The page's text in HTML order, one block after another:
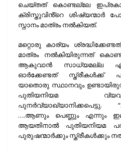
ചെയ്തത് കൊണ്ടല്ലേ
ക്രിസ്തുവിൻ്റെ ശിഷ്യന്മാർ
സ്നാനം മാത്രം നൽകിയത്.
മറ്റൊരു കാര്യം
മാത്രം നൽകിയിരുന്നത്
ആകുവാൻ സാധ്യമല്ല
ഓർക്കേണ്ടത് സ്ത്രീകൾക്ക്
യാതൊരു സ്ഥാനവും
പുതിയനിയമ
….ആണും പെണ്ണും എന്നും ഇല്ല
ആയതിനാൽ പുതിയനിയമ
പുരുഷന്മാർക്കും സ്ത്രീകൾക്കും